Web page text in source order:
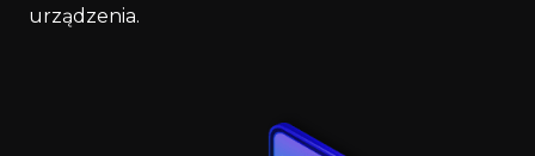
urządzenia.